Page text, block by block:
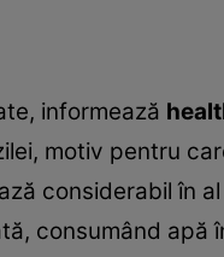
informează
motiv pentru
considerabil în
consumând apă